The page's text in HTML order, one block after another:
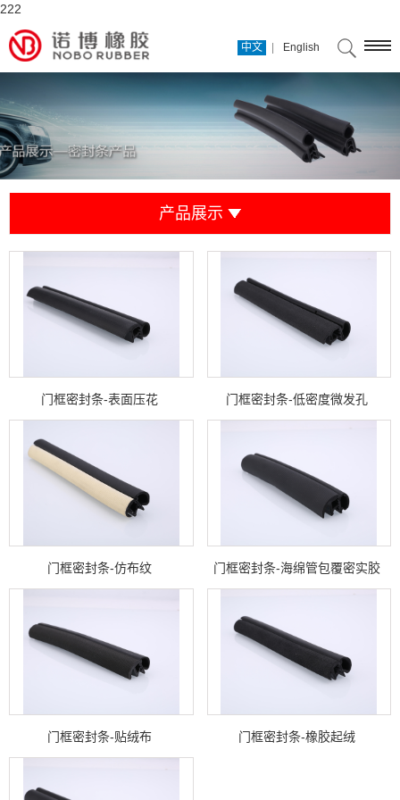
222
中文 English
产品展示
门框密封条-表面压花 门框密封条-低密度微发孔
门框密封条-仿布纹 门框密封条-海绵管包覆密实胶
门框密封条-贴绒布 门框密封条-橡胶起绒